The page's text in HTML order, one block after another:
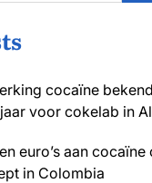
cocaïne bekend
voor cokelab in
euro’s aan
in Colombia